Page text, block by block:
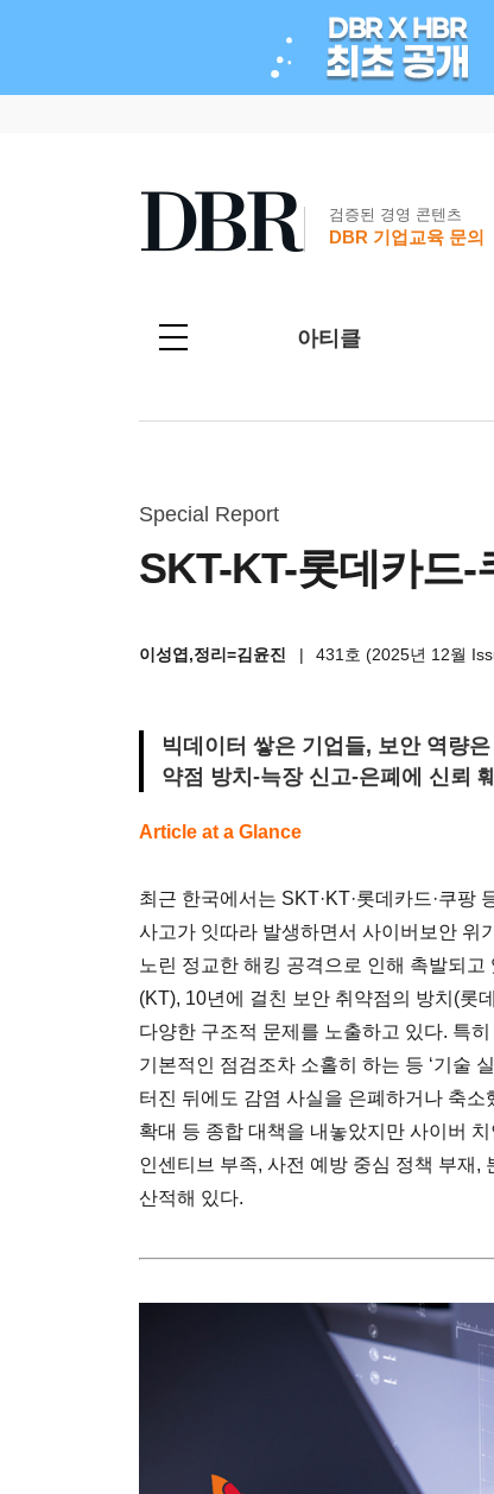
검증된 경영 콘텐츠
DBR 기업교육 문의
아티클
Special Report
SKT-KT-롯데카드-
이성엽,정리=김윤진 | 431호 (2025년 12월
빅데이터 쌓은 기업들, 보안 역량은
약점 방치-늑장 신고-은폐에 신뢰
Article at a Glance
최근 한국에서는 SKT·KT·롯데카드·쿠팡
사고가 잇따라 발생하면서 사이버보안 위
노린 정교한 해킹 공격으로 인해 촉발되
(KT), 10년에 걸친 보안 취약점의 방치(롯
다양한 구조적 문제를 노출하고 있다. 특
기본적인 점검조차 소홀히 하는 등 ‘기술
터진 뒤에도 감염 사실을 은폐하거나 축
확대 등 종합 대책을 내놓았지만 사이버
인센티브 부족, 사전 예방 중심 정책 부재,
산적해 있다.